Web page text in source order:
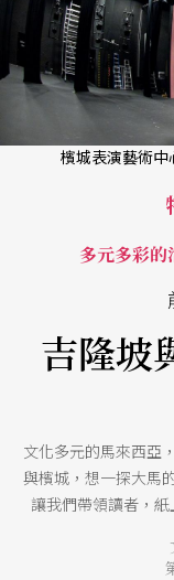
檳城表演藝術中
多元多彩
吉隆坡
文化多元的馬來西亞
與檳城，想一探大馬
讓我們帶領讀者，